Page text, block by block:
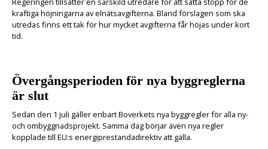
kraftiga höjningarna av elnätsavgifterna. Bland förslagen som ska
utredas finns ett tak för hur mycket avgifterna får höjas under kort
tid.
Övergångsperioden för nya byggreglerna
är slut
Sedan den 1 juli gäller enbart Boverkets nya byggregler för alla ny-
och ombyggnadsprojekt. Samma dag börjar även nya regler
kopplade till EU:s energiprestandadirektiv att gälla.